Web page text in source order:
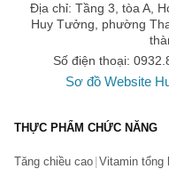
Địa chỉ: Tầng 3, tòa A,
Huy Tưởng, phường
Số điện thoại:
Sơ đồ Website
THỰC PHẨM CHỨC NĂNG
Tăng chiều cao Vitamin tổng